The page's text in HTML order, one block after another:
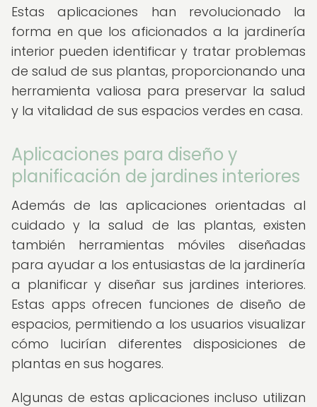
Estas aplicaciones han revolucionado la
forma en que los aficionados a la jardinería
interior pueden identificar y tratar problemas
de salud de sus plantas, proporcionando una
herramienta valiosa para preservar la salud
y la vitalidad de sus espacios verdes en casa.
Aplicaciones para diseño y
planificación de jardines interiores
Además de las aplicaciones orientadas al
cuidado y la salud de las plantas, existen
también herramientas móviles diseñadas
para ayudar a los entusiastas de la jardinería
a planificar y diseñar sus jardines interiores.
Estas apps ofrecen funciones de diseño de
espacios, permitiendo a los usuarios visualizar
cómo lucirían diferentes disposiciones de
plantas en sus hogares.
Algunas de estas aplicaciones incluso utilizan